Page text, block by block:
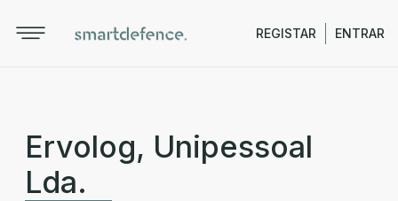
REGISTAR ENTRAR
Ervolog, Unipessoal
Lda.